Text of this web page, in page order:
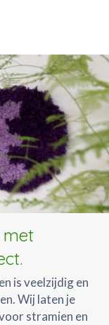
met
is veelzijdig en
Wij laten je
stramien en